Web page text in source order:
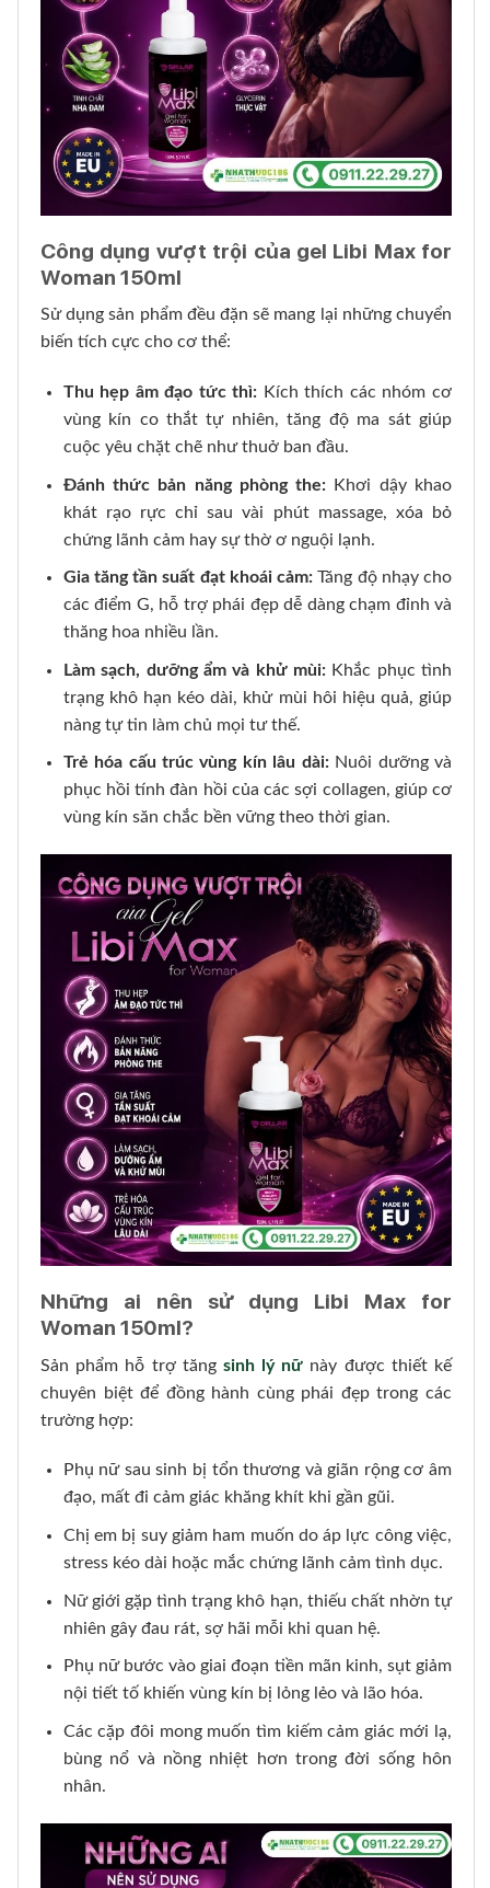
Công dụng vượt trội của gel Libi Max for
Woman 150ml
Sử dụng sản phẩm đều đặn sẽ mang lại những chuyển
biến tích cực cho cơ thể:
Thu hẹp âm đạo tức thì: Kích thích các nhóm cơ
vùng kín co thắt tự nhiên, tăng độ ma sát giúp
cuộc yêu chặt chẽ như thuở ban đầu.
Đánh thức bản năng phòng the: Khơi dậy khao
khát rạo rực chỉ sau vài phút massage, xóa bỏ
chứng lãnh cảm hay sự thờ ơ nguội lạnh.
Gia tăng tần suất đạt khoái cảm: Tăng độ nhạy cho
các điểm G, hỗ trợ phái đẹp dễ dàng chạm đỉnh và
thăng hoa nhiều lần.
Làm sạch, dưỡng ẩm và khử mùi:Khắc phục tình
trạng khô hạn kéo dài, khử mùi hôi hiệu quả, giúp
nàng tự tin làm chủ mọi tư thế.
Trẻ hóa cấu trúc vùng kín lâu dài:Nuôi dưỡng và
phục hồi tính đàn hồi của các sợi collagen, giúp cơ
vùng kín săn chắc bền vững theo thời gian.
Những ai nên sử dụng Libi Max for
Woman 150ml?
Sản phẩm hỗ trợ tăng sinh lý nữ này được thiết kế
chuyên biệt để đồng hành cùng phái đẹp trong các
trường hợp:
Phụ nữ sau sinh bị tổn thương và giãn rộng cơ âm
đạo, mất đi cảm giác khăng khít khi gần gũi.
Chị em bị suy giảm ham muốn do áp lực công việc,
stress kéo dài hoặc mắc chứng lãnh cảm tình dục.
Nữ giới gặp tình trạng khô hạn, thiếu chất nhờn tự
nhiên gây đau rát, sợ hãi mỗi khi quan hệ.
Phụ nữ bước vào giai đoạn tiền mãn kinh, sụt giảm
nội tiết tố khiến vùng kín bị lỏng lẻo và lão hóa.
Các cặp đôi mong muốn tìm kiếm cảm giác mới lạ,
bùng nổ và nồng nhiệt hơn trong đời sống hôn
nhân.